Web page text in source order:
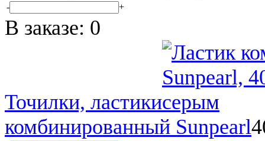
- +
В заказе: 0
Точилки, ластики
комбинированный Sunpearl